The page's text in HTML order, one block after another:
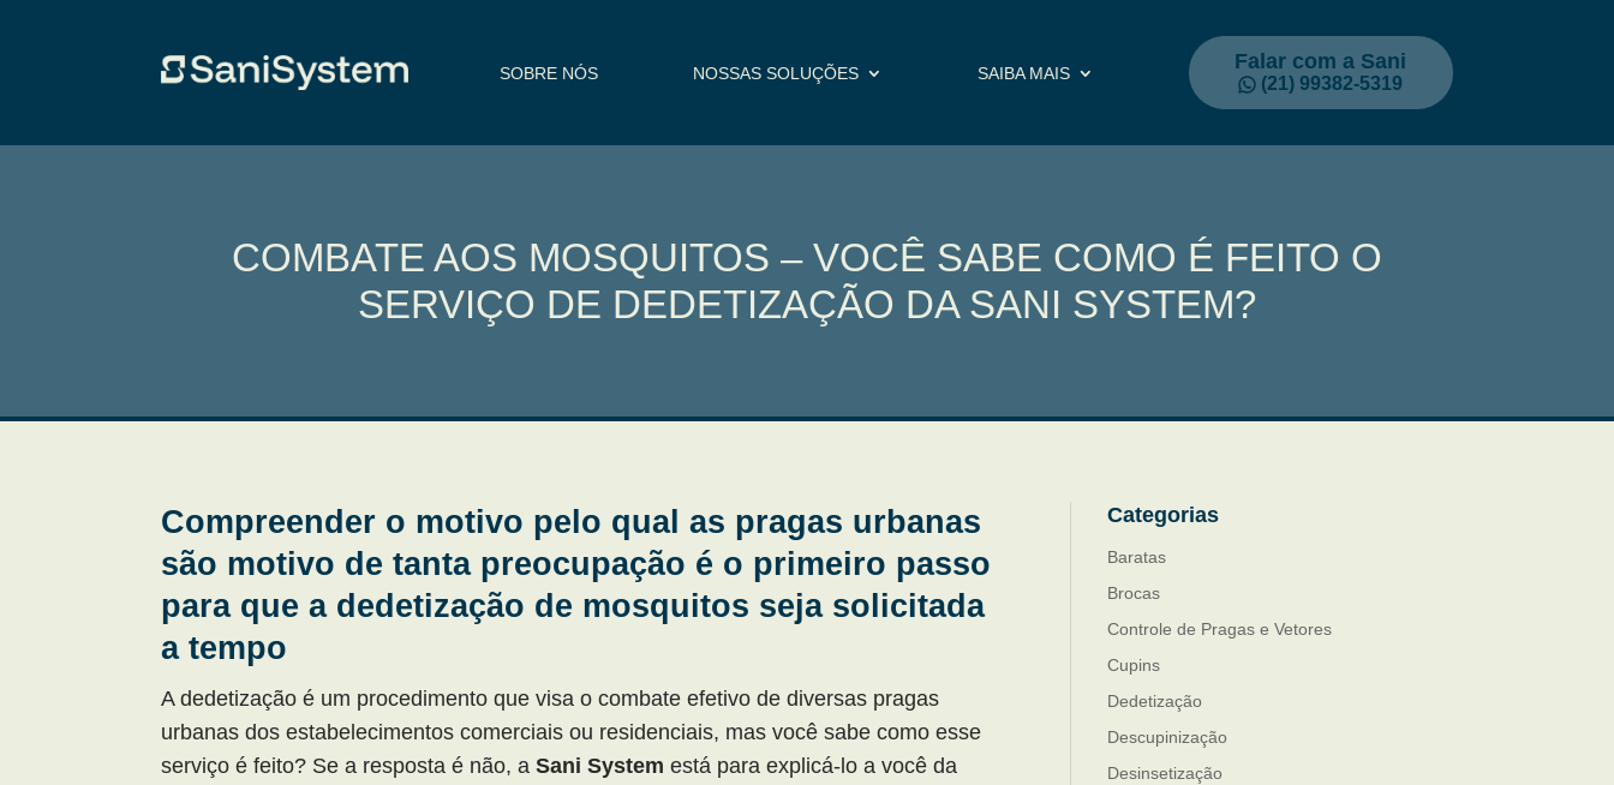
SOBRE NÓS NOSSAS SOLUÇÕES SAIBA MAIS Falar com a Sani
(21) 99382-5319
COMBATE AOS MOSQUITOS – VOCÊ SABE COMO É FEITO O
SERVIÇO DE DEDETIZAÇÃO DA SANI SYSTEM?
Compreender o motivo pelo qual as pragas urbanas
são motivo de tanta preocupação é o primeiro passo
para que a dedetização de mosquitos seja solicitada
a tempo
A dedetização é um procedimento que visa o combate efetivo de diversas pragas
urbanas dos estabelecimentos comerciais ou residenciais, mas você sabe como esse
serviço é feito? Se a resposta é não, aSani System está para explicá-lo a você da
Categorias
Baratas
Brocas
Controle de Pragas e Vetores
Cupins
Dedetização
Descupinização
Desinsetização